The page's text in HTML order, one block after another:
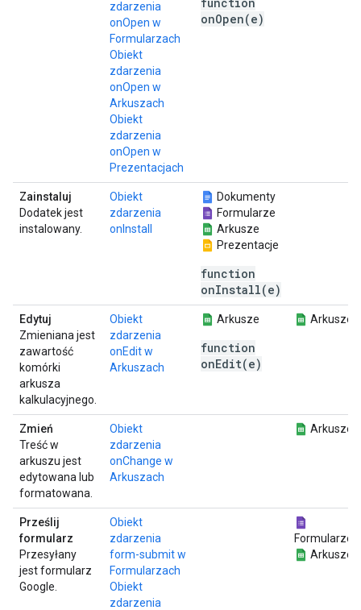
zdarzenia
onOpen w
Formularzach
Obiekt
zdarzenia
onOpen w
Arkuszach
Obiekt
zdarzenia
onOpen w
Prezentacjach
onOpen(e)
Zainstaluj
Dodatek jest
instalowany.
Obiekt
zdarzenia
onInstall
Dokumenty
Formularze
Arkusze
Prezentacje
function
onInstall(e)
Edytuj
Zmieniana jest
zawartość
komórki
arkusza
kalkulacyjnego.
Obiekt
zdarzenia
onEdit w
Arkuszach
Arkusze
function
onEdit(e)
Arkusze
Zmień
Treść w
arkuszu jest
edytowana lub
formatowana.
Obiekt
zdarzenia
onChange w
Arkuszach
Arkusze
Prześlij
formularz
Przesyłany
jest formularz
Google.
Obiekt
zdarzenia
form-submit w
Formularzach
Obiekt
zdarzenia
Formularze
Arkusze